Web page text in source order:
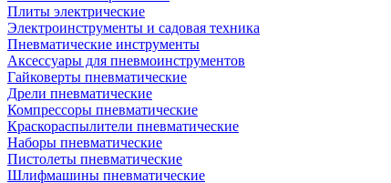
Плиты электрические
Электроинструменты и садовая техника
Пневматические инструменты
Аксессуары для пневмоинструментов
Гайковерты пневматические
Дрели пневматические
Компрессоры пневматические
Краскораспылители пневматические
Наборы пневматические
Пистолеты пневматические
Шлифмашины пневматические